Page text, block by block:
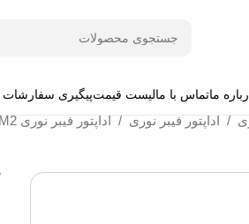
ماتماس با مالیست قیمتپیگیری سفارشات
/ آداپتور فیبر نوری / آداپتور فیبر نوری SC-SC OM2 داپلکس مولتی مود